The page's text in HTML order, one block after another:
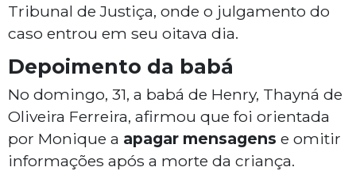
Tribunal de Justiça, onde o julgamento do
caso entrou em seu oitava dia.
Depoimento da babá
No domingo, 31, a babá de Henry, Thayná de
Oliveira Ferreira, afirmou que foi orientada
por Monique a apagar mensagens e omitir
informações após a morte da criança.